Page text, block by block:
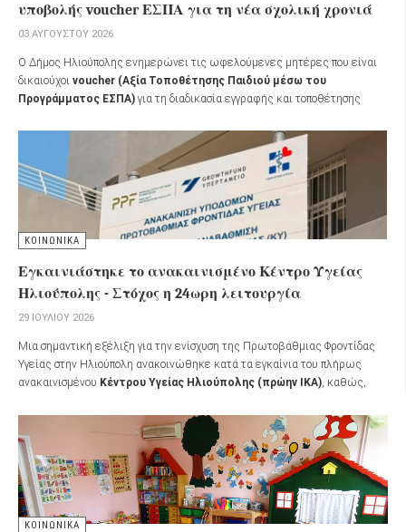
υποβολής voucher ΕΣΠΑ για τη νέα σχολική χρονιά
03 ΑΥΓΟΎΣΤΟΥ 2026
Ο Δήμος Ηλιούπολης ενημερώνει τις ωφελούμενες μητέρες που είναι
δικαιούχοι voucher (Αξία Τοποθέτησης Παιδιού μέσω του
Προγράμματος ΕΣΠΑ) για τη διαδικασία εγγραφής και τοποθέτησης
Διοίκησης Αλληλεγγύης, Φροντίδας και Αγωγήςγια το σχολικό έτος
ΚΟΙΝΩΝΙΚΑ
Εγκαινιάστηκε το ανακαινισμένο Κέντρο Υγείας
Ηλιούπολης - Στόχος η 24ωρη λειτουργία
29 ΙΟΥΛΊΟΥ 2026
Μια σημαντική εξέλιξη για την ενίσχυση της Πρωτοβάθμιας Φροντίδας
Υγείας στην Ηλιούπολη ανακοινώθηκε κατά τα εγκαίνια του πλήρως
ανακαινισμένου Κέντρου Υγείας Ηλιούπολης (πρώην ΙΚΑ), καθώς,
μετατραπεί σεΚέντρο Υγείας 24ωρης λειτουργίας εντός του 2026.
ΚΟΙΝΩΝΙΚΑ